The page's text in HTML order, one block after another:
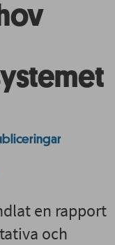
en rapport
och